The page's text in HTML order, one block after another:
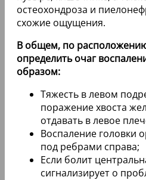
остеохондроза и
схожие ощущения.
В общем, по
определить очаг
образом:
Тяжесть в левом
поражение хвоста
отдавать в левое
Воспаление головки
под ребрами справа;
Если болит
сигнализирует о